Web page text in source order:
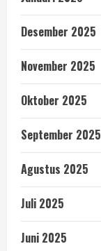
Desember 2025
November 2025
Oktober 2025
September 2025
Agustus 2025
Juli 2025
Juni 2025